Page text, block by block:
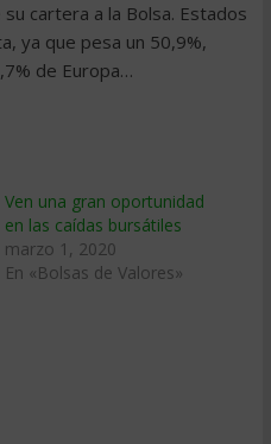
cartera a la Bolsa. Estados
ya que pesa un 50,9%,
de Europa…
Ven una gran oportunidad
en las caídas bursátiles
marzo 1, 2020
En «Bolsas de Valores»